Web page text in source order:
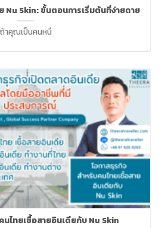
Nu Skin: ขั้นตอนการเริ่มต้นที่ง่ายดาย
ถ้าคุณเป็นคนหนึ
นไทยเชื้อสายอินเดียกับ Nu Skin